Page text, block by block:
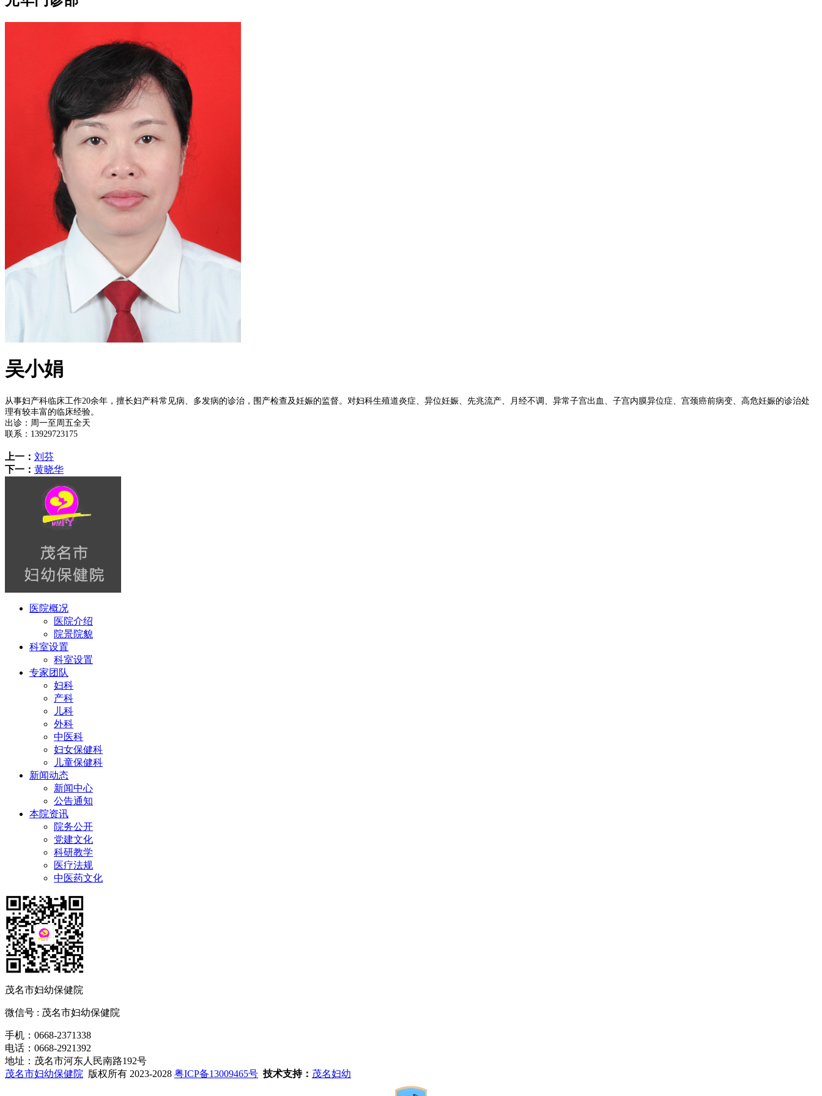
吴小娟
从事妇产科临床工作20余年， 擅长妇产科常见病 多发病的诊治 ，围产检查及妊娠的监督。对妇科生殖道炎症 、异位妊娠、 先兆流产、月经不调、 异常子宫出血、子宫内膜异位症、宫颈癌前病变、高危妊娠的诊治处
理有较丰富的临床经验。
出诊：周一至周五全天
联系： 13929723175
上一： 刘芬
下一： 黄晓华
医院概况
医院介绍
院景院貌
科室设置
科室设置
专家团队
妇科
产科
儿科
外科
中医科
妇女保健科
儿童保健科
新闻动态
新闻中心
公告通知
本院资讯
院务公开
党建文化
科研教学
医疗法规
中医药文化
茂名市妇幼保健院
微信号 : 茂名市妇幼保健院
手机：0668-2371338
电话：0668-2921392
地址：茂名市河东人民南路192号
茂名市妇幼保健院 版权所有 2023-2028 粤ICP备13009465号 技术支持： 茂名妇幼